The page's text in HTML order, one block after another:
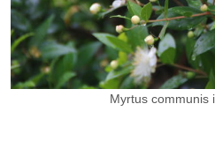
Myrtus communis